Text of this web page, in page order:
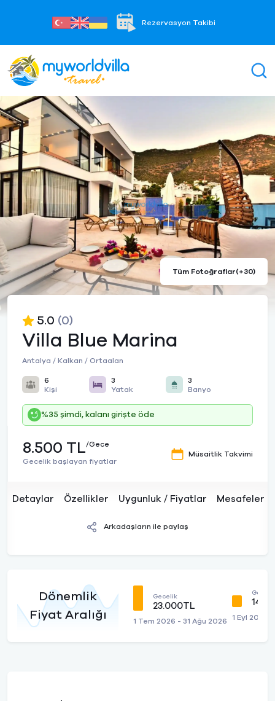
Rezervasyon Takibi
Tüm Fotoğraflar(+30)
Villa Blue Marina
Antalya / Kalkan / Ortaalan
5.0 (0)
6
Kişi
3
Yatak
3
Banyo
%35 şimdi, kalanı girişte öde
8.500 TL/Gece
Gecelik başlayan fiyatlar
Müsaitlik Takvimi
Detaylar Özellikler Uygunluk / Fiyatlar Mesafeler
Arkadaşların ile paylaş
Dönemlik
Fiyat Aralığı
Gecelik
23.000TL
1 Tem 2026 - 31 Ağu 2026 1 Eyl 2026